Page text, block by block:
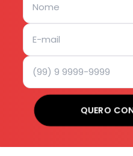
QUERO